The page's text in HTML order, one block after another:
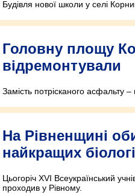
Будівля нової школи у селі
Головну площу
відремонтували
Замість потрісканого асфальту –
На Рівненщині
найкращих
Цьогоріч ХVI Всеукраїнський
проходив у Рівному.